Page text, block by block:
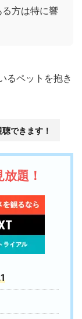
方は特に響
るペットを抱き
できます！
題！